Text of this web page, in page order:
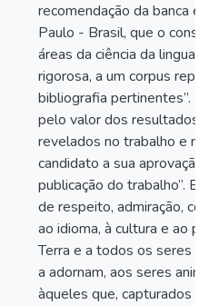
recomendação da banca
Paulo - Brasil, que o
áreas da ciência da
rigorosa, a um corpus
bibliografia pertinentes”.
pelo valor dos resultados,
revelados no trabalho e na
candidato a sua aprovação
publicação do trabalho”.
de respeito, admiração,
ao idioma, à cultura e ao
Terra e a todos os seres
a adornam, aos seres
àqueles que, capturados